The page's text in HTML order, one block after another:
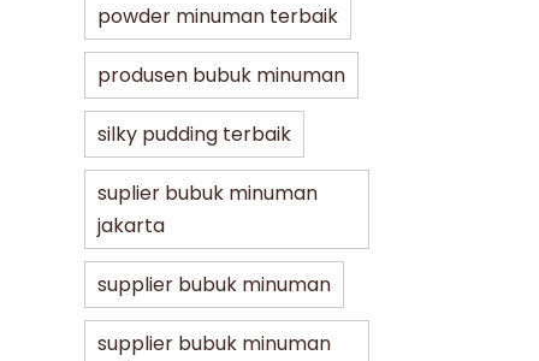
powder minuman terbaik
produsen bubuk minuman
silky pudding terbaik
suplier bubuk minuman
jakarta
supplier bubuk minuman
supplier bubuk minuman